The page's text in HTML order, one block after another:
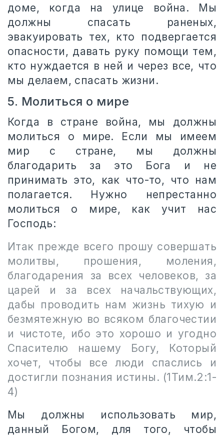
доме, когда на улице война. Мы
должны спасать раненых,
эвакуировать тех, кто подвергается
опасности, давать руку помощи тем,
кто нуждается в ней и через все, что
мы делаем, спасать жизни.
5. Молиться о мире
Когда в стране война, мы должны
молиться о мире. Если мы имеем
мир с стране, мы должны
благодарить за это Бога и не
принимать это, как что-то, что нам
полагается. Нужно непрестанно
молиться о мире, как учит нас
Господь:
Итак прежде всего прошу совершать
молитвы, прошения, моления,
благодарения за всех человеков, за
царей и за всех начальствующих,
дабы проводить нам жизнь тихую и
безмятежную во всяком благочестии
и чистоте, ибо это хорошо и угодно
Спасителю нашему Богу, Который
хочет, чтобы все люди спаслись и
достигли познания истины. (1Тим.2:1-
4)
Мы должны использовать мир,
данный Богом, для того, чтобы